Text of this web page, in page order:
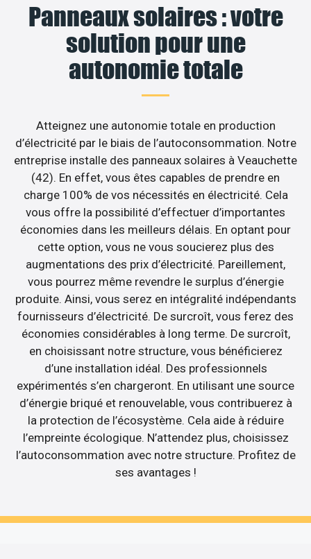
Panneaux solaires : votre
solution pour une
autonomie totale
Atteignez une autonomie totale en production
d’électricité par le biais de l’autoconsommation. Notre
entreprise installe des panneaux solaires à Veauchette
(42). En effet, vous êtes capables de prendre en
charge 100% de vos nécessités en électricité. Cela
vous offre la possibilité d’effectuer d’importantes
économies dans les meilleurs délais. En optant pour
cette option, vous ne vous soucierez plus des
augmentations des prix d’électricité. Pareillement,
vous pourrez même revendre le surplus d’énergie
produite. Ainsi, vous serez en intégralité indépendants
fournisseurs d’électricité. De surcroît, vous ferez des
économies considérables à long terme. De surcroît,
en choisissant notre structure, vous bénéficierez
d’une installation idéal. Des professionnels
expérimentés s’en chargeront. En utilisant une source
d’énergie briqué et renouvelable, vous contribuerez à
la protection de l’écosystème. Cela aide à réduire
l’empreinte écologique. N’attendez plus, choisissez
l’autoconsommation avec notre structure. Profitez de
ses avantages !